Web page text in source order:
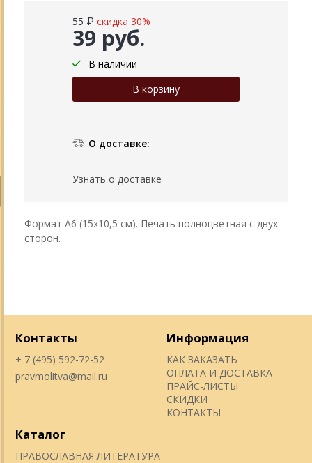
39 руб.
55 ₽ скидка 30%
В наличии
О доставке:
Узнать о доставке
Формат А6 (15х10,5 см). Печать полноцветная с двух
сторон.
Контакты
+ 7 (495) 592-72-52
pravmolitva@mail.ru
Информация
КАК ЗАКАЗАТЬ
ОПЛАТА И ДОСТАВКА
ПРАЙС-ЛИСТЫ
СКИДКИ
КОНТАКТЫ
Каталог
ПРАВОСЛАВНАЯ ЛИТЕРАТУРА